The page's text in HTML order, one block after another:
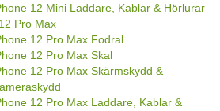
12 Mini Laddare, Kablar & Hörlurar
Pro Max
12 Pro Max Fodral
12 Pro Max Skal
12 Pro Max Skärmskydd &
12 Pro Max Laddare, Kablar &